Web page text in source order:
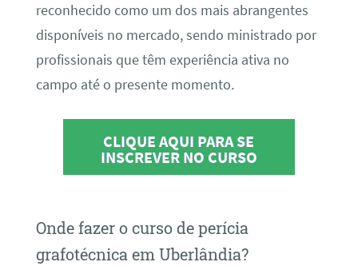
reconhecido como um dos mais abrangentes
disponíveis no mercado, sendo ministrado por
profissionais que têm experiência ativa no
campo até o presente momento.
CLIQUE AQUI PARA SE
INSCREVER NO CURSO
Onde fazer o curso de perícia
grafotécnica em Uberlândia?